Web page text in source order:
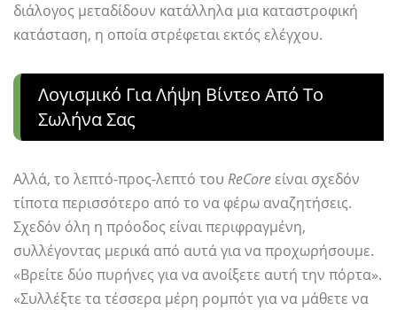
διάλογος μεταδίδουν κατάλληλα μια καταστροφική
κατάσταση, η οποία στρέφεται εκτός ελέγχου.
Λογισμικό Για Λήψη Βίντεο Από Το
Σωλήνα Σας
Αλλά, το λεπτό-προς-λεπτό του ReCoreείναι σχεδόν
τίποτα περισσότερο από το να φέρω αναζητήσεις.
Σχεδόν όλη η πρόοδος είναι περιφραγμένη,
συλλέγοντας μερικά από αυτά για να προχωρήσουμε.
«Βρείτε δύο πυρήνες για να ανοίξετε αυτή την πόρτα».
«Συλλέξτε τα τέσσερα μέρη ρομπότ για να μάθετε να